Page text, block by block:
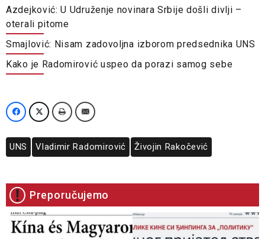
Azdejković: U Udruženje novinara Srbije došli divlji –
oterali pitome
Smajlović: Nisam zadovoljna izborom predsednika UNS
Kako je Radomirović uspeo da porazi samog sebe
UNS Vladimir Radomirović Živojin Rakočević
Preporučujemo